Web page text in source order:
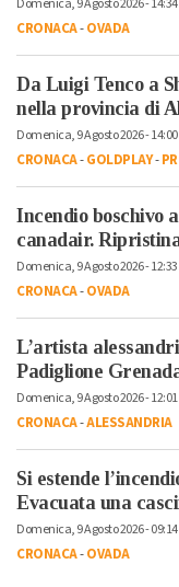
Domenica, 9 Agosto 2026 - 14:34
CRONACA-OVADA
Da Luigi Tenco a
nella provincia di
Domenica, 9 Agosto 2026 - 14:00
CRONACA-GOLDPLAY-
Incendio boschivo
canadair.
Domenica, 9 Agosto 2026 - 12:33
CRONACA-OVADA
L’artista
Padiglione
Domenica, 9 Agosto 2026 - 12:01
CRONACA-ALESSANDRIA
Si estende
Evacuata una
Domenica, 9 Agosto 2026 - 09:14
CRONACA-OVADA